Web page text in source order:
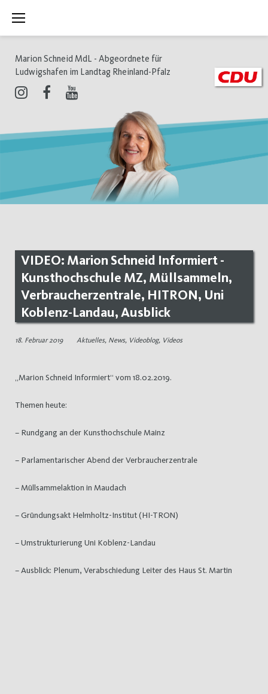
Inhalt
Marion Schneid MdL - Abgeordnete für
Ludwigshafen im Landtag Rheinland-Pfalz
VIDEO: Marion Schneid Informiert -
Kunsthochschule MZ, Müllsammeln,
Verbraucherzentrale, HITRON, Uni
Koblenz-Landau, Ausblick
18. Februar 2019 Aktuelles, News, Videoblog, Videos
„Marion Schneid Informiert“ vom 18.02.2019.
Themen heute:
– Rundgang an der Kunsthochschule Mainz
– Parlamentarischer Abend der Verbraucherzentrale
– Müllsammelaktion in Maudach
– Gründungsakt Helmholtz-Institut (HI-TRON)
– Umstrukturierung Uni Koblenz-Landau
– Ausblick: Plenum, Verabschiedung Leiter des Haus St. Martin